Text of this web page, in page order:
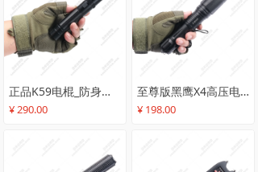
正品K59电棍_防身高压电击手电_民用电击器女生防狼电棒_手电筒式电击警棍
¥ 290.00
至尊版黑鹰X4高压电棍 小型防身电棒 车载家用电击手电筒 女子防狼电击防身器
¥ 198.00